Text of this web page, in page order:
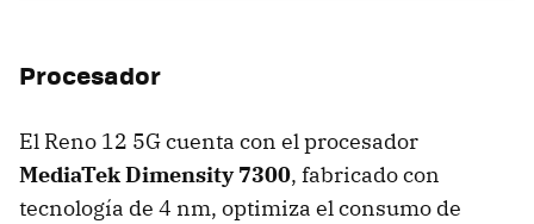
Procesador
El Reno 12 5G cuenta con el procesador
MediaTek Dimensity 7300, fabricado con
tecnología de 4 nm, optimiza el consumo de